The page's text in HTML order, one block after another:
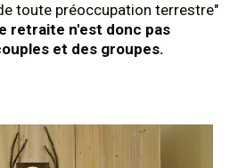
toute préoccupation terrestre"
retraite n'est donc pas
et des groupes.